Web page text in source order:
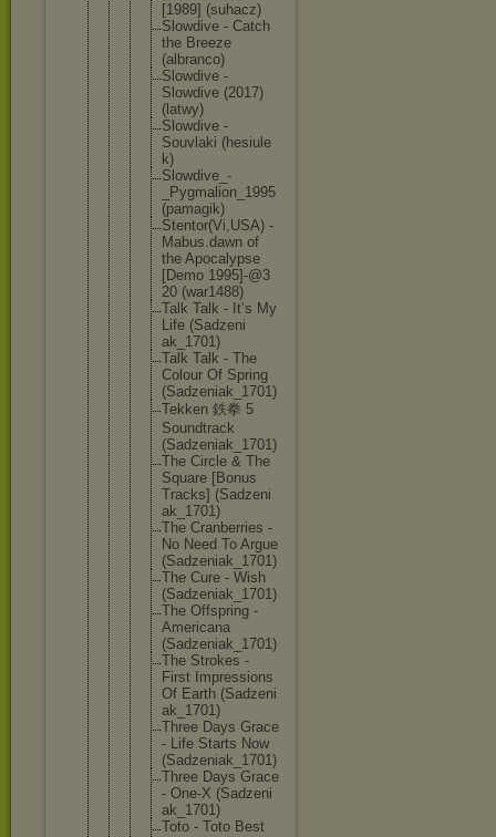
[1989] (suhacz)
Slowdive - Catch
the Breeze
(albranco)
Slowdive -
Slowdive (2017)
(latwy)
Slowdive -
Souvlaki (hesiule
k)
Slowdive _-
_Pygma lion_1995
(pamagik)
Stentor(Vi,USA) -
Mabus.dawn of
the Apocalypse
[Demo 1995]-@3
20 (war1488)
Talk Talk - It’s My
Life (Sadzeni
ak_1701)
Talk Talk - The
Colour Of Spring
(Sadzeniak_1701)
Tekken 鉄拳 5
Soundtrack
(Sadzeniak_1701)
The Circle & The
Square [Bonus
Tracks] (Sadzeni
ak_1701)
The Cranberries -
No Need To Argue
(Sadzeniak_1701)
The Cure - Wish
(Sadzeniak_1701)
The Offspring -
Americana
(Sadzeniak_1701)
The Strokes -
First Impressions
Of Earth (Sadzeni
ak_1701)
Three Days Grace
- Life Starts Now
(Sadzeniak_1701)
Three Days Grace
- One-X (Sadzeni
ak_1701)
Toto - Toto Best